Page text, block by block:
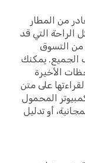
من المطار
الراحة التي قد
من التسوق
الجميع. يمكنك
الأخيرة
على متن
المحمول
أو تدليل